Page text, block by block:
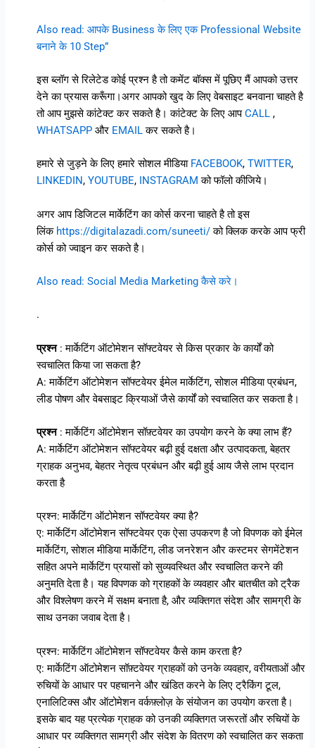
Also read: आपके Business के लिए एक Professional Website
बनाने के 10 Step”
इस ब्लॉग से रिलेटेड कोई प्रश्न है तो कमेंट बॉक्स में पूछिए मैं आपको उत्तर
देने का प्रयास करूँगा।अगर आपको खुद के लिए वेबसाइट बनवाना चाहते है
तो आप मुझसे कांटेक्ट कर सकते है। कांटेक्ट के लिए आपCALL ,
WHATSAPP और EMAILकर सकते है।
हमारे से जुड़ने के लिए हमारे सोशल मीडियाFACEBOOK, TWITTER,
LINKEDIN,YOUTUBE, INSTAGRAM को फॉलो कीजिये।
अगर आप डिजिटल मार्केटिंग का कोर्स करना चाहते है तो इस
लिंक https://digitalazadi.com/suneeti/को क्लिक करके आप फ्री
कोर्स को ज्वाइन कर सकते है।
Also read: Social Media Marketing कैसे करे।
.
प्रश्न: मार्केटिंग ऑटोमेशन सॉफ्टवेयर से किस प्रकार के कार्यों को
स्वचालित किया जा सकता है?
A: मार्केटिंग ऑटोमेशन सॉफ्टवेयर ईमेल मार्केटिंग, सोशल मीडिया प्रबंधन,
लीड पोषण और वेबसाइट क्रियाओं जैसे कार्यों को स्वचालित कर सकता है।
प्रश्न: मार्केटिंग ऑटोमेशन सॉफ़्टवेयर का उपयोग करने के क्या लाभ हैं?
A: मार्केटिंग ऑटोमेशन सॉफ्टवेयर बढ़ी हुई दक्षता और उत्पादकता, बेहतर
ग्राहक अनुभव, बेहतर नेतृत्व प्रबंधन और बढ़ी हुई आय जैसे लाभ प्रदान
करता है
प्रश्न: मार्केटिंग ऑटोमेशन सॉफ्टवेयर क्या है?
ए: मार्केटिंग ऑटोमेशन सॉफ्टवेयर एक ऐसा उपकरण है जो विपणक को ईमेल
मार्केटिंग, सोशल मीडिया मार्केटिंग, लीड जनरेशन और कस्टमर सेगमेंटेशन
सहित अपने मार्केटिंग प्रयासों को सुव्यवस्थित और स्वचालित करने की
अनुमति देता है। यह विपणक को ग्राहकों के व्यवहार और बातचीत को ट्रैक
और विश्लेषण करने में सक्षम बनाता है, और व्यक्तिगत संदेश और सामग्री के
साथ उनका जवाब देता है।
प्रश्न: मार्केटिंग ऑटोमेशन सॉफ्टवेयर कैसे काम करता है?
ए: मार्केटिंग ऑटोमेशन सॉफ़्टवेयर ग्राहकों को उनके व्यवहार, वरीयताओं और
रुचियों के आधार पर पहचानने और खंडित करने के लिए ट्रैकिंग टूल,
एनालिटिक्स और ऑटोमेशन वर्कफ़्लोज़ के संयोजन का उपयोग करता है।
इसके बाद यह प्रत्येक ग्राहक को उनकी व्यक्तिगत जरूरतों और रुचियों के
आधार पर व्यक्तिगत सामग्री और संदेश के वितरण को स्वचालित कर सकता